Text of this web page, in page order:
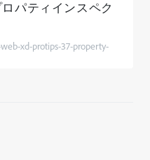
パティインスペク
xd-protips-37-property-